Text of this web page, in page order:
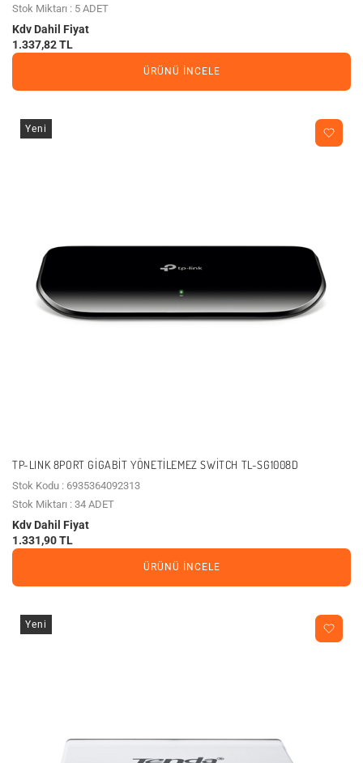
Stok Miktarı : 5 ADET
Kdv Dahil Fiyat
1.337,82 TL
ÜRÜNÜ İNCELE
Yeni
TP-LINK 8PORT GIGABIT YÖNETILEMEZ SWITCH TL-SG1008D
Stok Kodu : 6935364092313
Stok Miktarı : 34 ADET
Kdv Dahil Fiyat
1.331,90 TL
ÜRÜNÜ İNCELE
Yeni